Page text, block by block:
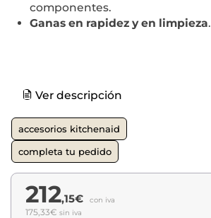
componentes.
Ganas en rapidez y en limpieza.
Ver descripción
accesorios kitchenaid
completa tu pedido
212,15€ con iva
175,33€ sin iva